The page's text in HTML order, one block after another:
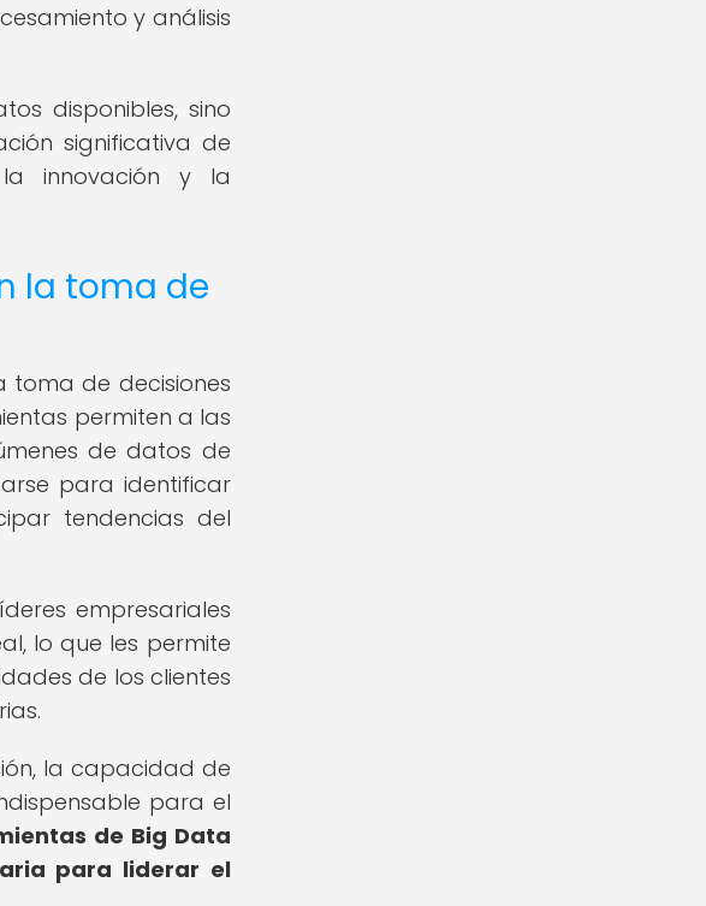
y análisis
disponibles, sino
significativa de
innovación y la
la toma de
toma de decisiones
permiten a las
de datos de
para identificar
tendencias del
empresariales
lo que les permite
de los clientes
la capacidad de
para el
de Big Data
para liderar el